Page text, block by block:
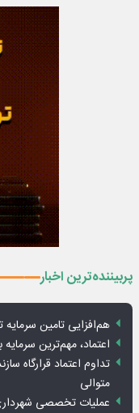
پربیننده‌ترین اخبار
هم‌افزایی تامین سرمایه
اعتماد، مهم‌ترین
تداوم اعتماد قرارگاه
متوالی
عملیات تخصصی